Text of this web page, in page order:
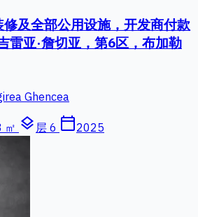
及全部公用设施，开发商付款
雷亚·詹切亚，第6区，布加勒
Ghencea
㎡ layers 层 6 calendar_today2025